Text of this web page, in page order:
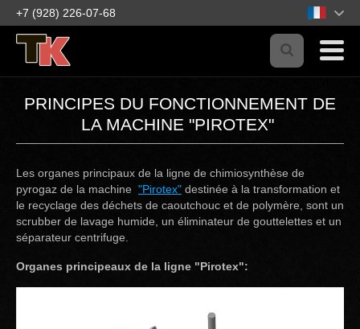
+7 (928) 226-07-68
PRINCIPES DU FONCTIONNEMENT DE
LA MACHINE "PIROTEX"
Les organes principaux de la ligne de chimiosynthèse de
pyrogaz de la machine "Pirotex" destinée à la transformation et
le recyclage des déchets de caoutchouc et de polymère, sont un
scrubber de lavage humide, un éliminateur de gouttelettes et un
séparateur centrifuge.
Organes principeaux de la ligne "Pirotex":